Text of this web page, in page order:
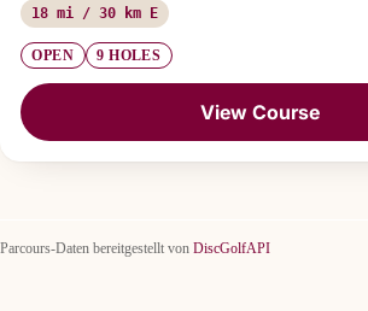
18 mi / 30 km E
OPEN 9 HOLES
View Course
Parcours-Daten bereitgestellt von DiscGolfAPI